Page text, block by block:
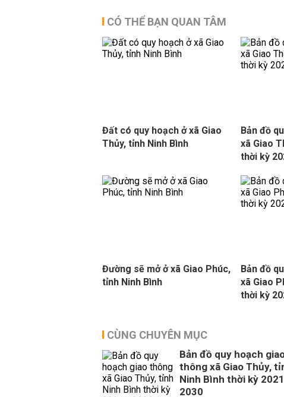
CÓ THỂ BẠN QUAN TÂM
Đất có quy hoạch ở xã Giao
Thủy, tỉnh Ninh Bình
Bản đồ
xã Giao
thời kỳ
Đường sẽ mở ở xã Giao Phúc,
tỉnh Ninh Bình
Bản đồ
xã Giao
thời kỳ
CÙNG CHUYÊN MỤC
Bản đồ quy hoạch
thông xã Giao Thủy,
Ninh Bình thời kỳ
2030